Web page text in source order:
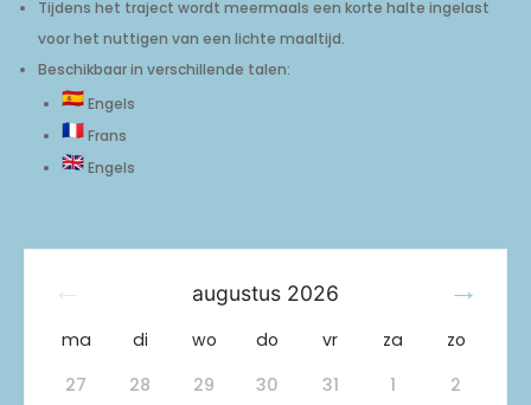
Tijdens het traject wordt meermaals een korte halte ingelast
voor het nuttigen van een lichte maaltijd.
Beschikbaar in verschillende talen:
Engels
Frans
Engels
augustus 2026
ma di wo do vr za
zo
27
28 29 30 31 1
2